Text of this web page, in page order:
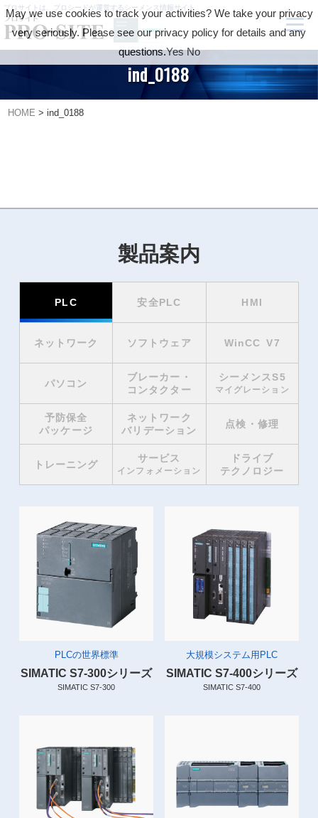
プロサイトは、プロシードが運営するシーメンス情報サイト
ind_0188
HOME >ind_0188
製品案内
PLC 安全PLC HMI
ネットワーク ソフトウェア WinCC V7
パソコン
ブレーカー・
コンタクター
シーメンスS5
マイグレーション
予防保全
パッケージ
ネットワーク
バリデーション
点検・修理
トレーニング
サービス
インフォメーション
ドライブ
テクノロジー
PLCの世界標準
SIMATIC S7-300シリーズ
SIMATIC S7-300
大規模システム用PLC
SIMATIC S7-400シリーズ
SIMATIC S7-400
May we use cookies to track your activities? We take your privacy
very seriously. Please see our privacy policy for details and any
questions.Yes No